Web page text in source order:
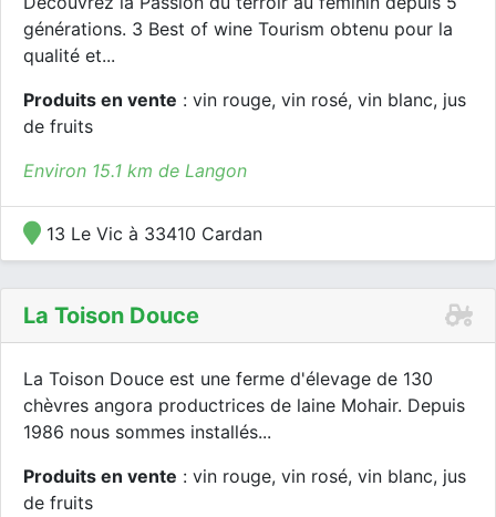
générations. 3 Best of wine Tourism obtenu pour la
qualité et...
Produits en vente : vin rouge, vin rosé, vin blanc, jus
de fruits
Environ 15.1 km de Langon
13 Le Vic à 33410 Cardan
La Toison Douce
La Toison Douce est une ferme d'élevage de 130
chèvres angora productrices de laine Mohair. Depuis
1986 nous sommes installés...
Produits en vente : vin rouge, vin rosé, vin blanc, jus
de fruits